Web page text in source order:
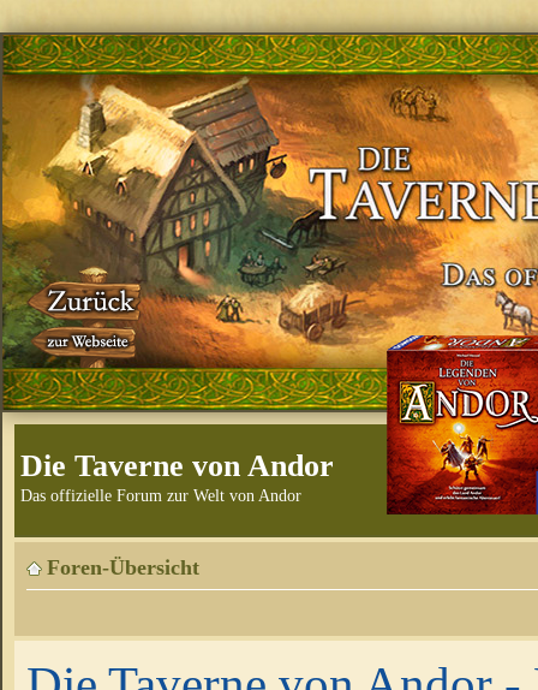
Die Taverne von Andor
Das offizielle Forum zur Welt von Andor
Foren-Übersicht